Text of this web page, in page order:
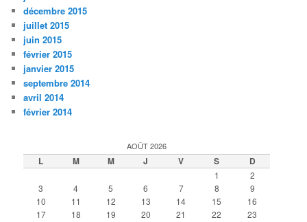
décembre 2015
juillet 2015
juin 2015
février 2015
janvier 2015
septembre 2014
avril 2014
février 2014
AOÛT 2026
L M M J V S D
1
2
3
4 5 6 7 8
9
10
11 12 13 14 15
16
17
18 19 20 21 22
23